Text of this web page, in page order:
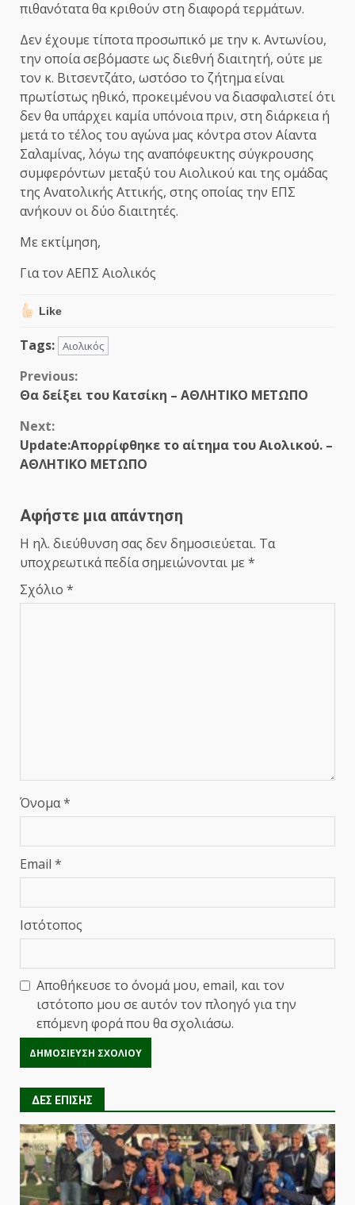
πιθανότατα θα κριθούν στη διαφορά τερμάτων.
Δεν έχουμε τίποτα προσωπικό με την κ. Αντωνίου,
την οποία σεβόμαστε ως διεθνή διαιτητή, ούτε με
τον κ. Βιτσεντζάτο, ωστόσο το ζήτημα είναι
πρωτίστως ηθικό, προκειμένου να διασφαλιστεί ότι
δεν θα υπάρχει καμία υπόνοια πριν, στη διάρκεια ή
μετά το τέλος του αγώνα μας κόντρα στον Αίαντα
Σαλαμίνας, λόγω της αναπόφευκτης σύγκρουσης
συμφερόντων μεταξύ του Αιολικού και της ομάδας
της Ανατολικής Αττικής, στης οποίας την ΕΠΣ
ανήκουν οι δύο διαιτητές.
Με εκτίμηση,
Για τον ΑΕΠΣ Αιολικός
Like
Tags: Αιολικός
Continue
Reading
Previous:
Θα δείξει του Κατσίκη – ΑΘΛΗΤΙΚΟ ΜΕΤΩΠΟ
Next:
Update:Απορρίφθηκε το αίτημα του Αιολικού. –
ΑΘΛΗΤΙΚΟ ΜΕΤΩΠΟ
Αφήστε μια απάντηση
Η ηλ. διεύθυνση σας δεν δημοσιεύεται. Τα
υποχρεωτικά πεδία σημειώνονται με *
Σχόλιο *
Όνομα*
Email *
Ιστότοπος
Αποθήκευσε το όνομά μου, email, και τον
ιστότοπο μου σε αυτόν τον πλοηγό για την
επόμενη φορά που θα σχολιάσω.
ΔΕΣ ΕΠΙΣΗΣ